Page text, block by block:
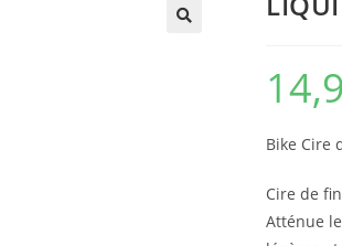
Bike Cire
Cire de
Atténue